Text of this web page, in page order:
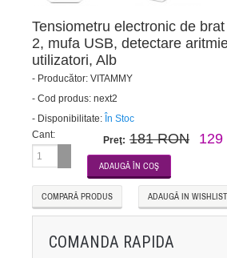
Tensiometru electronic de
2, mufa USB, detectare
utilizatori, Alb
- Producător: VITAMMY
- Cod produs: next2
- Disponibilitate: În Stoc
Cant:
Preţ: 181 RON 129
COMPARĂ PRODUS ADAUGĂ IN WISHLIST
COMANDA RAPIDA